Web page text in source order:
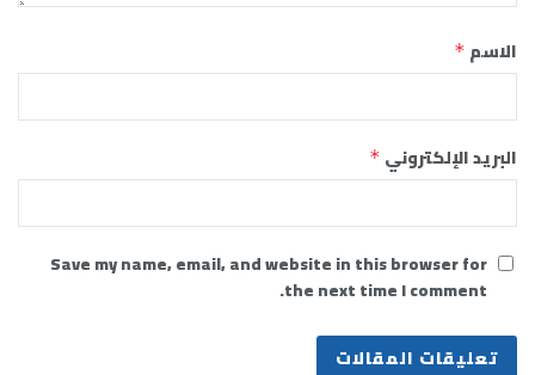
الاسم *
البريد الإلكتروني *
Save my name, email, and website in this browser for
the next time I comment.